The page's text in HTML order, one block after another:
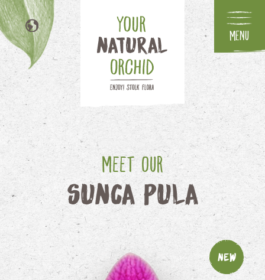
EN
DE
FR
IT
Menu
Meet our
Sunca Pula
New